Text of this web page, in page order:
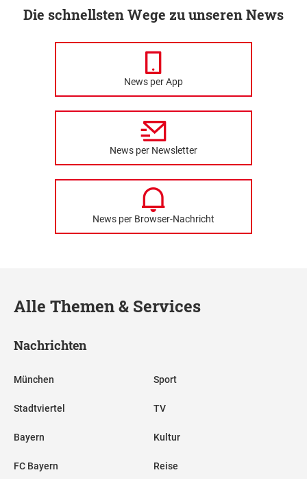
Die schnellsten Wege zu unseren News
News per App
News per Newsletter
News per Browser-Nachricht
Alle Themen & Services
Nachrichten
München
Stadtviertel
Bayern
FC Bayern
Sport
TV
Kultur
Reise